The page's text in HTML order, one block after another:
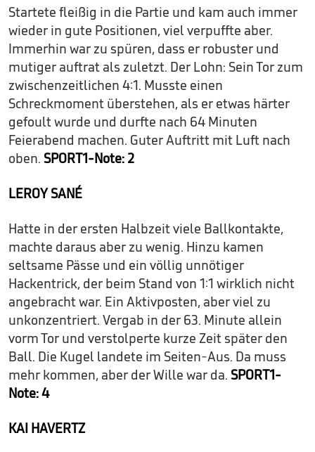
Startete fleißig in die Partie und kam auch immer
wieder in gute Positionen, viel verpuffte aber.
Immerhin war zu spüren, dass er robuster und
mutiger auftrat als zuletzt. Der Lohn: Sein Tor zum
zwischenzeitlichen 4:1. Musste einen
Schreckmoment überstehen, als er etwas härter
gefoult wurde und durfte nach 64 Minuten
Feierabend machen. Guter Auftritt mit Luft nach
oben. SPORT1-Note: 2
LEROY SANÉ
Hatte in der ersten Halbzeit viele Ballkontakte,
machte daraus aber zu wenig. Hinzu kamen
seltsame Pässe und ein völlig unnötiger
Hackentrick, der beim Stand von 1:1 wirklich nicht
angebracht war. Ein Aktivposten, aber viel zu
unkonzentriert. Vergab in der 63. Minute allein
vorm Tor und verstolperte kurze Zeit später den
Ball. Die Kugel landete im Seiten-Aus. Da muss
mehr kommen, aber der Wille war da. SPORT1-
Note: 4
KAI HAVERTZ